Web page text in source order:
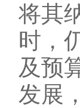
将其
时，
及预
发展